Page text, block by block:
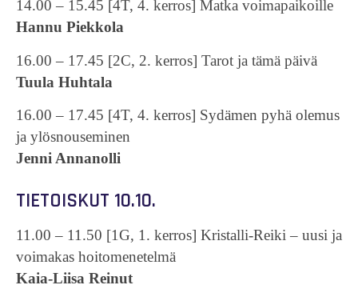
14.00 – 15.45 [4T, 4. kerros] Matka voimapaikoille
Hannu Piekkola
16.00 – 17.45 [2C, 2. kerros] Tarot ja tämä päivä
Tuula Huhtala
16.00 – 17.45 [4T, 4. kerros] Sydämen pyhä olemus
ja ylösnouseminen
Jenni Annanolli
TIETOISKUT 10.10.
11.00 – 11.50 [1G, 1. kerros] Kristalli-Reiki – uusi ja
voimakas hoitomenetelmä
Kaia-Liisa Reinut